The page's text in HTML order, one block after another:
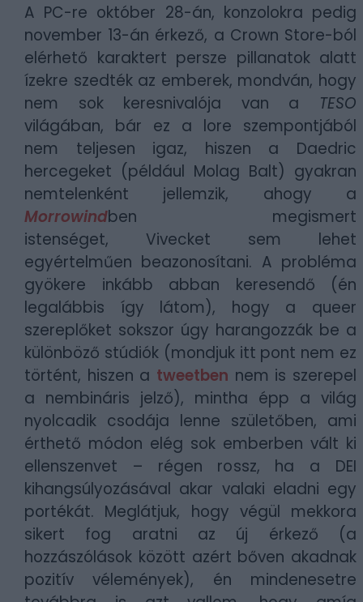
A PC-re október 28-án, konzolokra pedig
november 13-án érkező, a Crown Store-ból
elérhető karaktert persze pillanatok alatt
ízekre szedték az emberek, mondván, hogy
nem sok keresnivalója van a TESO
világában, bár ez a lore szempontjából
nem teljesen igaz, hiszen a Daedric
hercegeket (például Molag Balt) gyakran
nemtelenként jellemzik, ahogy a
Morrowindben megismert
istenséget, Vivecket sem lehet
egyértelműen beazonosítani. A probléma
gyökere inkább abban keresendő (én
legalábbis így látom), hogy a queer
szereplőket sokszor úgy harangozzák be a
különböző stúdiók (mondjuk itt pont nem ez
történt, hiszen a tweetben nem is szerepel
a nembináris jelző), mintha épp a világ
nyolcadik csodája lenne születőben, ami
érthető módon elég sok emberben vált ki
ellenszenvet – régen rossz, ha a DEI
kihangsúlyozásával akar valaki eladni egy
portékát. Meglátjuk, hogy végül mekkora
sikert fog aratni az új érkező (a
hozzászólások között azért bőven akadnak
pozitív vélemények), én mindenesetre